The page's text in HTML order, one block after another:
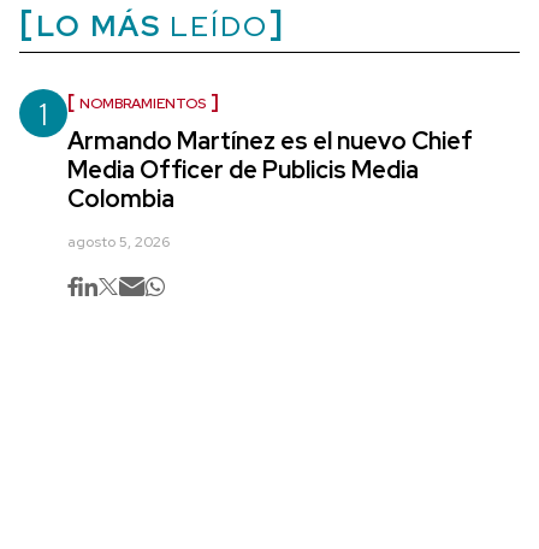
LO MÁS LEÍDO
1 NOMBRAMIENTOS
Armando Martínez es el nuevo Chief
Media Officer de Publicis Media
Colombia
agosto 5, 2026